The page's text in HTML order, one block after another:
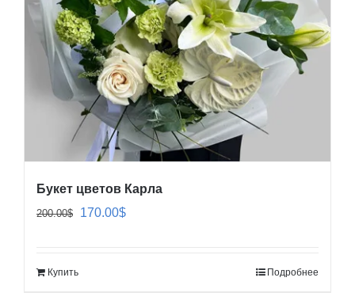
Букет цветов Карла
200.00$
Первоначальная
170.00$Текущая
Купить Подробнее